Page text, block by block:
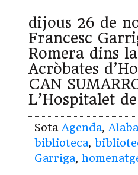
dijous 26 de
Francesc
Romera dins
Acròbates
CAN
L’Hospitalet
Sota Agenda,
biblioteca,
Garriga,